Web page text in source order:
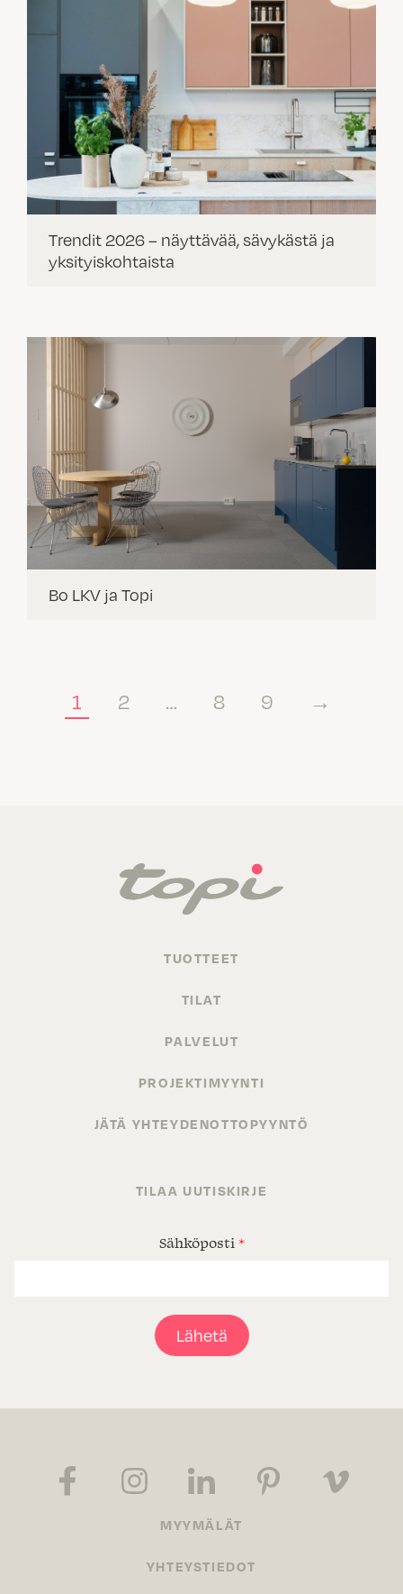
Trendit 2026 – näyttävää, sävykästä ja
yksityiskohtaista
Bo LKV ja Topi
1 2 … 8 9 →
TUOTTEET
TILAT
PALVELUT
PROJEKTIMYYNTI
JÄTÄ YHTEYDENOTTOPYYNTÖ
TILAA UUTISKIRJE
Sähköposti *
Lähetä
MYYMÄLÄT
YHTEYSTIEDOT